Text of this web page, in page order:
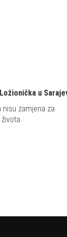
u
nisu zamjena za